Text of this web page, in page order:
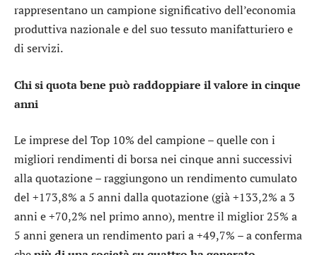
rappresentano un campione significativo dell’economia
produttiva nazionale e del suo tessuto manifatturiero e
di servizi.
Chi si quota bene può raddoppiare il valore in cinque
anni
Le imprese del Top 10% del campione – quelle con i
migliori rendimenti di borsa nei cinque anni successivi
alla quotazione – raggiungono un rendimento cumulato
del +173,8% a 5 anni dalla quotazione (già +133,2% a 3
anni e +70,2% nel primo anno), mentre il miglior 25% a
5 anni genera un rendimento pari a +49,7% – a conferma